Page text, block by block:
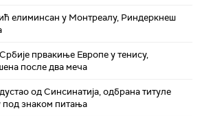
елиминсан у Монтреалу, Риндеркнеш
првакиње Европе у тенису,
после два меча
од Синсинатија, одбрана титуле
под знаком питања